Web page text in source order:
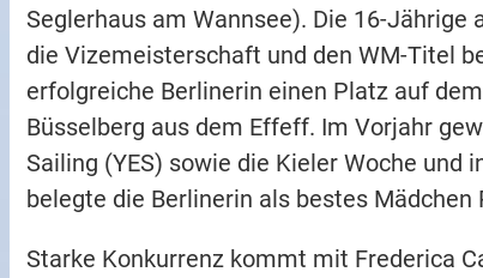
Seglerhaus am Wannsee). Die 16-
die Vizemeisterschaft und den WM-Titel
erfolgreiche Berlinerin einen Platz auf
Büsselberg aus dem Effeff. Im Vorjahr
Sailing (YES) sowie die Kieler Woche und
belegte die Berlinerin als bestes Mädchen
Starke Konkurrenz kommt mit Frederica